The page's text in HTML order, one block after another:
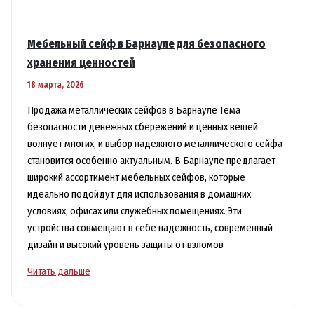
Мебельный сейф в Барнауле для безопасного
хранения ценностей
18 марта, 2026
Продажа металлических сейфов в Барнауле Тема
безопасности денежных сбережений и ценных вещей
волнует многих, и выбор надежного металлического сейфа
становится особенно актуальным. В Барнауле предлагает
широкий ассортимент мебельных сейфов, которые
идеально подойдут для использования в домашних
условиях, офисах или служебных помещениях. Эти
устройства совмещают в себе надежность, современный
дизайн и высокий уровень защиты от взломов
Мебельный
Читать дальше